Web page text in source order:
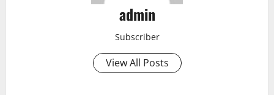
admin
Subscriber
View All Posts